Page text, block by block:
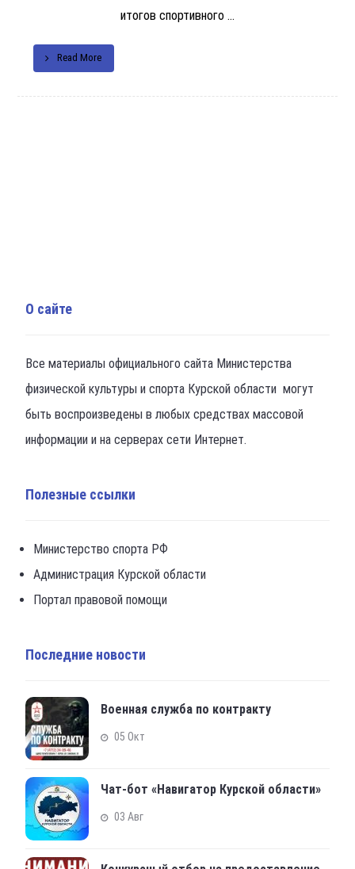
итогов спортивного ...
Read More
О сайте
Все материалы официального сайта Министерства
физической культуры и спорта Курской области могут
быть воспроизведены в любых средствах массовой
информации и на серверах сети Интернет.
Полезные ссылки
Министерство спорта РФ
Администрация Курской области
Портал правовой помощи
Последние новости
Военная служба по контракту
05 Окт
Чат-бот «Навигатор Курской области»
03 Авг